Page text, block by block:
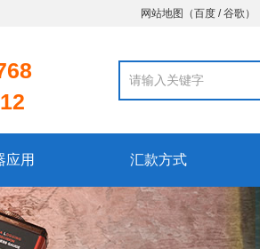
网站地图 （百度 /谷歌 ）
应用 汇款方式